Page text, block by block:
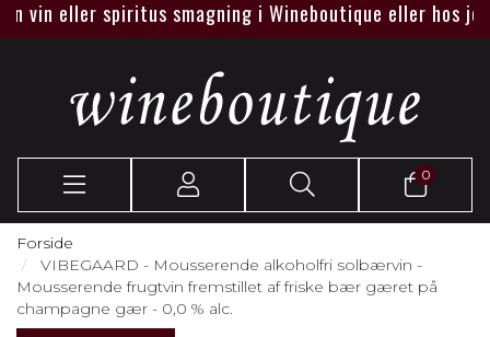
spiritus smagning i Wineboutique eller hos jer.
0
Forside
VIBEGAARD - Mousserende alkoholfri solbærvin -
Mousserende frugtvin fremstillet af friske bær gæret på
champagne gær - 0,0 % alc.